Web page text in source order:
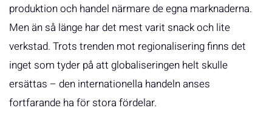
produktion och handel närmare de egna marknaderna.
Men än så länge har det mest varit snack och lite
verkstad. Trots trenden mot regionalisering finns det
inget som tyder på att globaliseringen helt skulle
ersättas – den internationella handeln anses
fortfarande ha för stora fördelar.